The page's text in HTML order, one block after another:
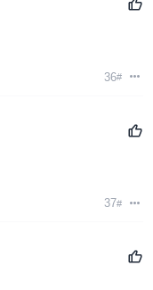
36#
37#